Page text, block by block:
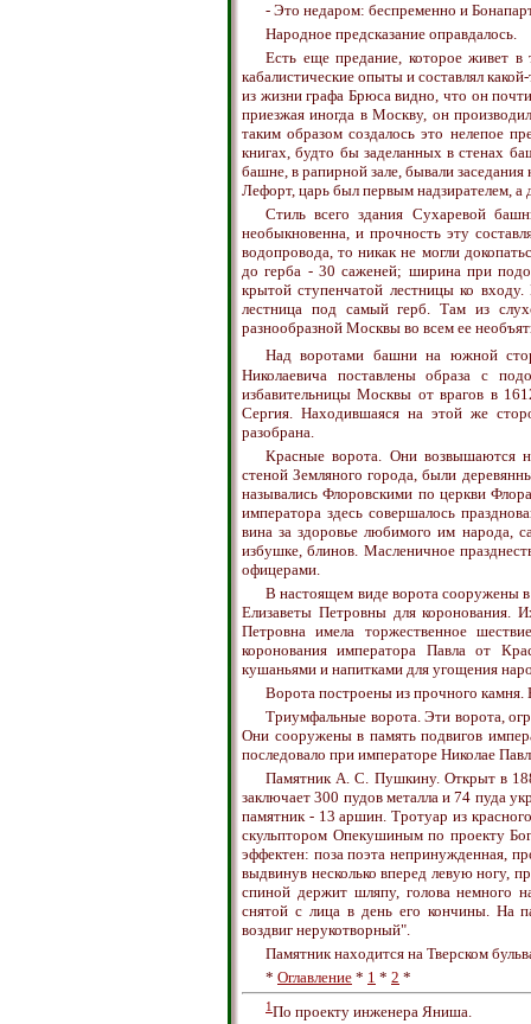
- Это недаром: беспременно и
Народное предсказание оправдалось.
Есть еще предание, которое живет
кабалистические опыты и составлял
из жизни графа Брюса видно, что он
приезжая иногда в Москву, он
таким образом создалось это нелепое
книгах, будто бы заделанных в стенах
башне, в рапирной зале, бывали
Лефорт, царь был первым надзирателем,
Стиль всего здания Сухаревой
необыкновенна, и прочность эту
водопровода, то никак не могли
до герба - 30 саженей; ширина при
крытой ступенчатой лестницы ко
лестница под самый герб. Там из
разнообразной Москвы во всем ее
Над воротами башни на южной
Николаевича поставлены образа с
избавительницы Москвы от врагов в
Сергия. Находившаяся на этой же
разобрана.
Красные ворота. Они возвышаются
стеной Земляного города, были
назывались Флоровскими по церкви
императора здесь совершалось
вина за здоровье любимого им народа,
избушке, блинов. Масленичное
офицерами.
В настоящем виде ворота сооружены
Елизаветы Петровны для коронования.
Петровна имела торжественное
коронования императора Павла от
кушаньями и напитками для угощения
Ворота построены из прочного камня.
Триумфальные ворота. Эти ворота,
Они сооружены в память подвигов
последовало при императоре Николае
Памятник А. С. Пушкину. Открыт в
заключает 300 пудов металла и 74 пуда
памятник - 13 аршин. Тротуар из
скульптором Опекушиным по проекту
эффектен: поза поэта непринужденная,
выдвинув несколько вперед левую ногу,
спиной держит шляпу, голова немного
снятой с лица в день его кончины. На
воздвиг нерукотворный".
Памятник находится на Тверском
* Оглавление * 1 * 2 *
1По проекту инженера Яниша.